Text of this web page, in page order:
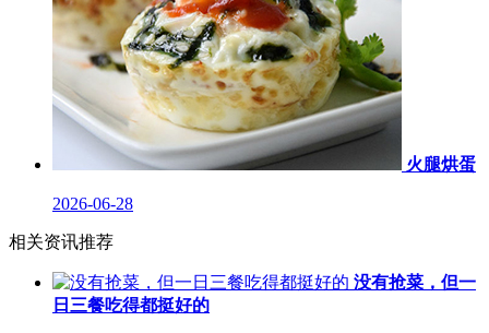
火腿烘蛋
2026-06-28
相关资讯推荐
没有抢菜，但一
日三餐吃得都挺好的